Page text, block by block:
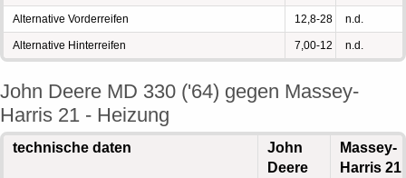
Alternative Vorderreifen 12,8-28 n.d.
Alternative Hinterreifen 7,00-12 n.d.
John Deere MD 330 ('64) gegen Massey-
Harris 21 - Heizung
technische daten
John
Deere
Massey-
Harris 21